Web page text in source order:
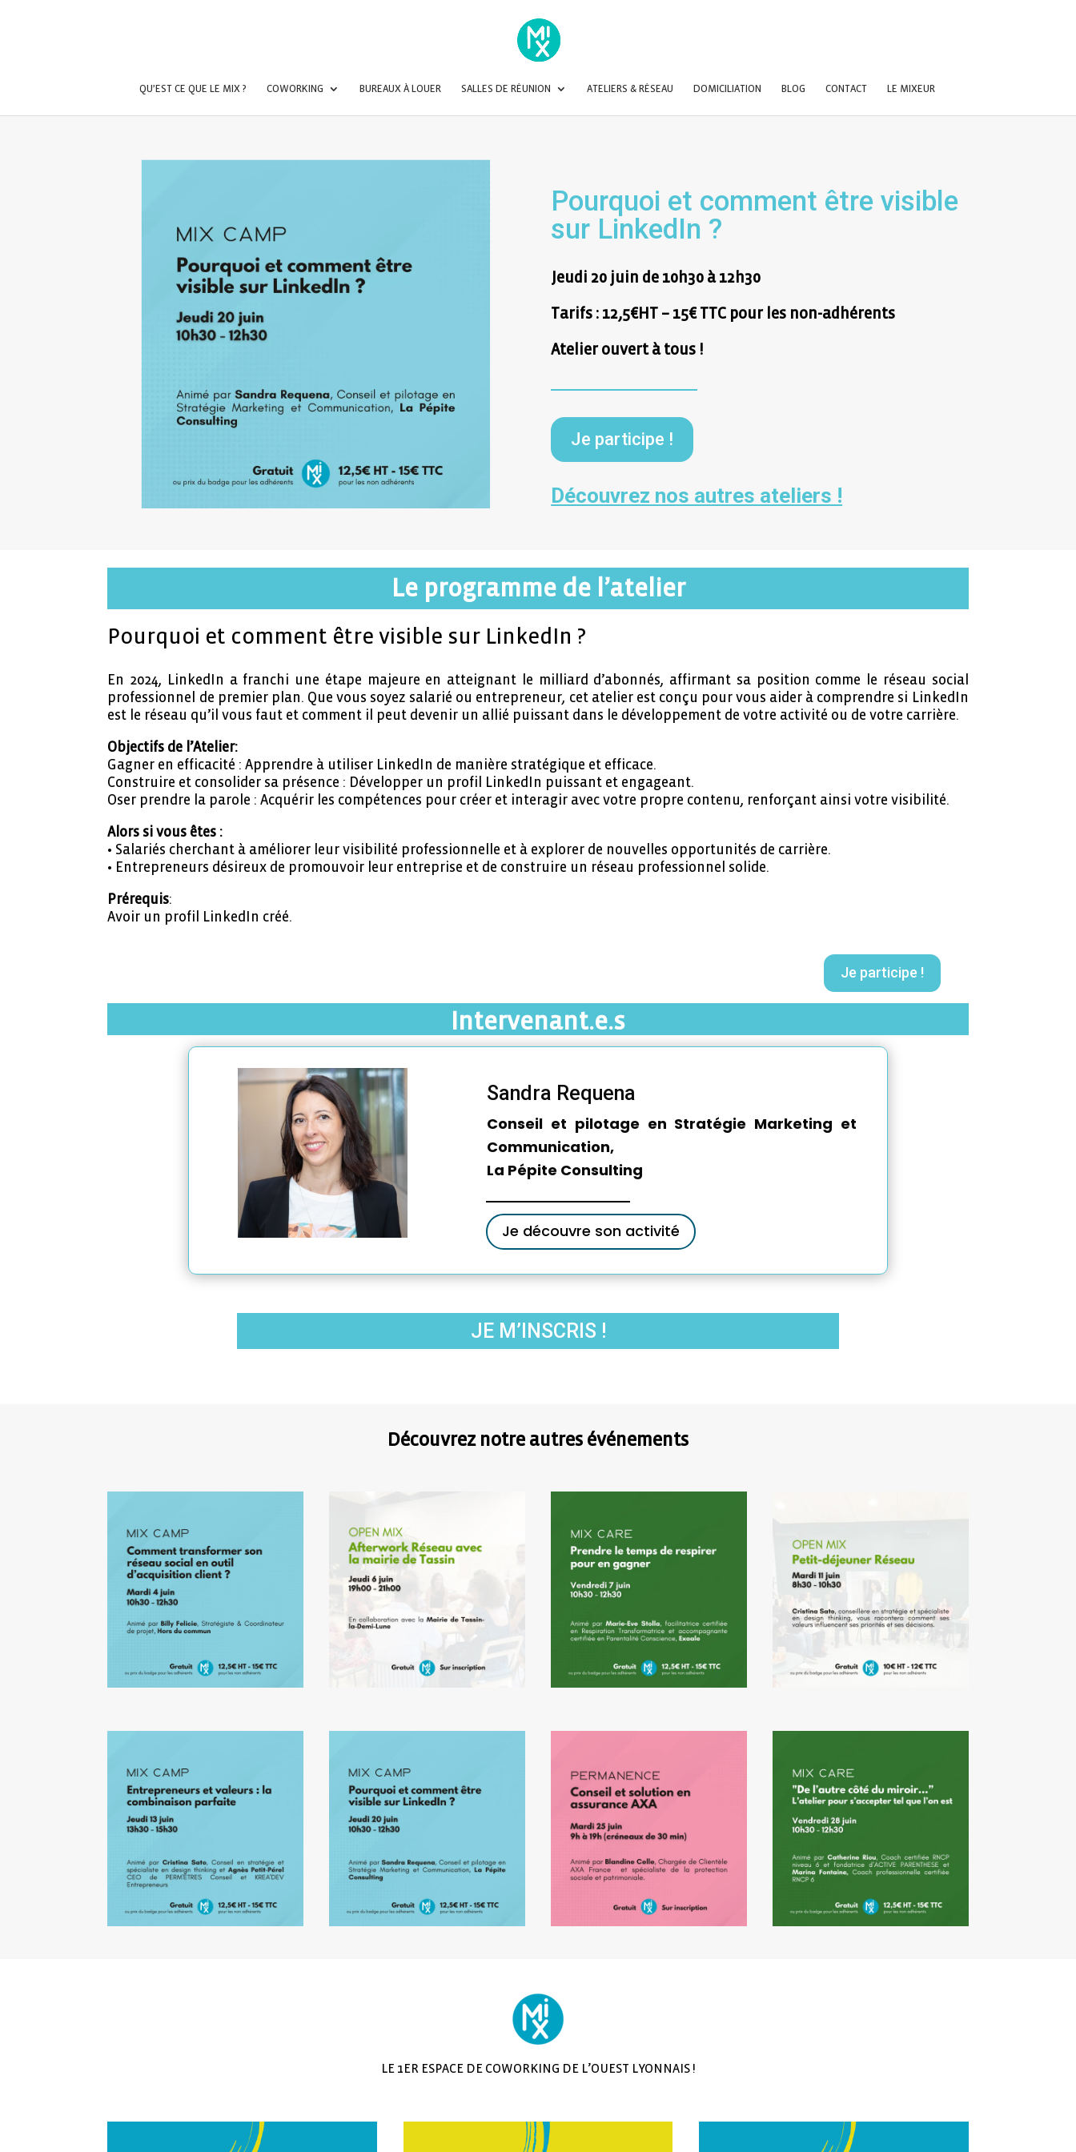
QU’EST CE QUE LE MIX ? COWORKING BUREAUX À LOUER SALLES DE RÉUNION ATELIERS & RÉSEAU DOMICILIATION BLOG CONTACT LE MIXEUR
Pourquoi et comment être visible
sur LinkedIn ?
Jeudi 20 juin de 10h30 à 12h30
Tarifs : 12,5€HT – 15€ TTC pour les non-adhérents
Atelier ouvert à tous !
Je participe !
Découvrez nos autres ateliers !
Le programme de l’atelier
Pourquoi et comment être visible sur LinkedIn ?
En 2024, LinkedIn a franchi une étape majeure en atteignant le milliard d’abonnés, affirmant sa position comme le réseau social
professionnel de premier plan. Que vous soyez salarié ou entrepreneur, cet atelier est conçu pour vous aider à comprendre si LinkedIn
est le réseau qu’il vous faut et comment il peut devenir un allié puissant dans le développement de votre activité ou de votre carrière.
Objectifs de l’Atelier:
Gagner en efficacité : Apprendre à utiliser LinkedIn de manière stratégique et efficace.
Construire et consolider sa présence : Développer un profil LinkedIn puissant et engageant.
Oser prendre la parole : Acquérir les compétences pour créer et interagir avec votre propre contenu, renforçant ainsi votre visibilité.
Alors si vous êtes :
• Salariés cherchant à améliorer leur visibilité professionnelle et à explorer de nouvelles opportunités de carrière.
• Entrepreneurs désireux de promouvoir leur entreprise et de construire un réseau professionnel solide.
Prérequis:
Avoir un profil LinkedIn créé.
Je participe !
Intervenant.e.s
Sandra Requena
Conseil et pilotage en Stratégie Marketing et
Communication,
La Pépite Consulting
Je découvre son activité
JE M’INSCRIS !
Découvrez notre autres événements
LE 1ER ESPACE DE COWORKING DE L’OUEST LYONNAIS !